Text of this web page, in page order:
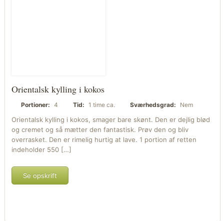
Orientalsk kylling i kokos
Portioner: 4 Tid: 1 time ca. Sværhedsgrad: Nem
Orientalsk kylling i kokos, smager bare skønt. Den er dejlig blød
og cremet og så mætter den fantastisk. Prøv den og bliv
overrasket. Den er rimelig hurtig at lave. 1 portion af retten
indeholder 550 […]
Se opskrift